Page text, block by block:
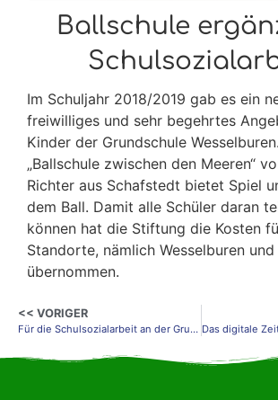
Ballschule
Im Schuljahr 2018/2019 gab es ein
freiwilliges und sehr begehrtes
Kinder der Grundschule
„Ballschule zwischen den Meeren“
Richter aus Schafstedt bietet Spiel
dem Ball. Damit alle Schüler daran
können hat die Stiftung die Kosten
Standorte, nämlich Wesselburen
übernommen.
<< VORIGER
Für die Schulsozialarbeit an der Grundschule